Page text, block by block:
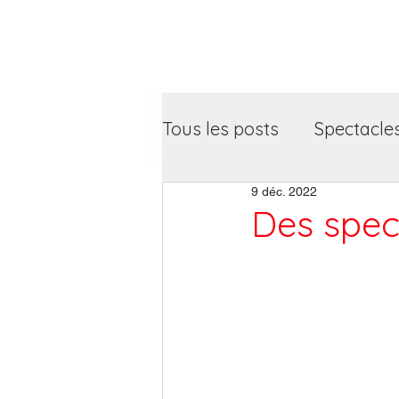
Tous les posts
Des
9 déc. 2022